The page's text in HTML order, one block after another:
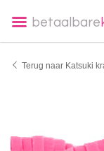
betaalbare
Terug naar Katsuki